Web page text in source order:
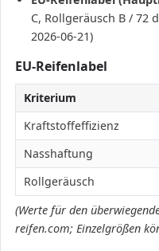
C, Rollgeräusch B / 72
2026-06-21)
EU-Reifenlabel
Kriterium
Kraftstoffeffizienz
Nasshaftung
Rollgeräusch
(Werte für den
reifen.com; Einzelgrößen